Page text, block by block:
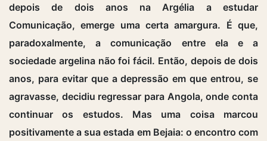
depois de dois anos na Argélia a estudar
Comunicação, emerge uma certa amargura. É que,
paradoxalmente, a comunicação entre ela e a
sociedade argelina não foi fácil. Então, depois de dois
anos, para evitar que a depressão em que entrou, se
agravasse, decidiu regressar para Angola, onde conta
continuar os estudos. Mas uma coisa marcou
positivamente a sua estada em Bejaia: o encontro com